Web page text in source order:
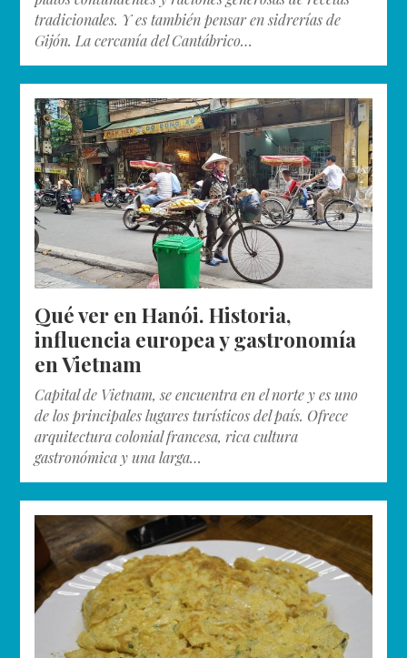
tradicionales. Y es también pensar en sidrerías de
Gijón. La cercanía del Cantábrico…
Qué ver en Hanói. Historia,
influencia europea y gastronomía
en Vietnam
Capital de Vietnam, se encuentra en el norte y es uno
de los principales lugares turísticos del país. Ofrece
arquitectura colonial francesa, rica cultura
gastronómica y una larga…